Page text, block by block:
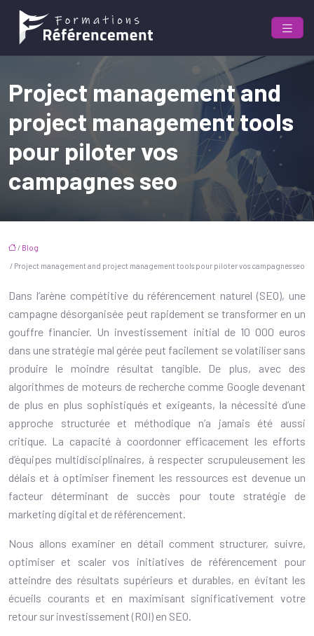
Project management and
project management tools
pour piloter vos
campagnes seo
/ Blog
/ Project management and project management tools pour piloter vos campagnes seo
Dans l’arène compétitive du référencement naturel (SEO), une
campagne désorganisée peut rapidement se transformer en un
gouffre financier. Un investissement initial de 10 000 euros
dans une stratégie mal gérée peut facilement se volatiliser sans
produire le moindre résultat tangible. De plus, avec des
algorithmes de moteurs de recherche comme Google devenant
de plus en plus sophistiqués et exigeants, la nécessité d’une
approche structurée et méthodique n’a jamais été aussi
critique. La capacité à coordonner efficacement les efforts
d’équipes multidisciplinaires, à respecter scrupuleusement les
délais et à optimiser finement les ressources est devenue un
facteur déterminant de succès pour toute stratégie de
marketing digital et de référencement.
Nous allons examiner en détail comment structurer, suivre,
optimiser et scaler vos initiatives de référencement pour
atteindre des résultats supérieurs et durables, en évitant les
écueils courants et en maximisant significativement votre
retour sur investissement (ROI) en SEO.